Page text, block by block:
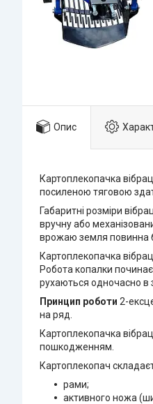
Опис
Картоплекопачка
посиленою тяговою
Габаритні розміри
вручну або
врожаю земля повинна
Картоплекопачка
Робота копалки
рухаються одночасно в
Принцип роботи 2-
на ряд.
Картоплекопачка
пошкодженням.
Картоплекопач
рами;
активного ножа